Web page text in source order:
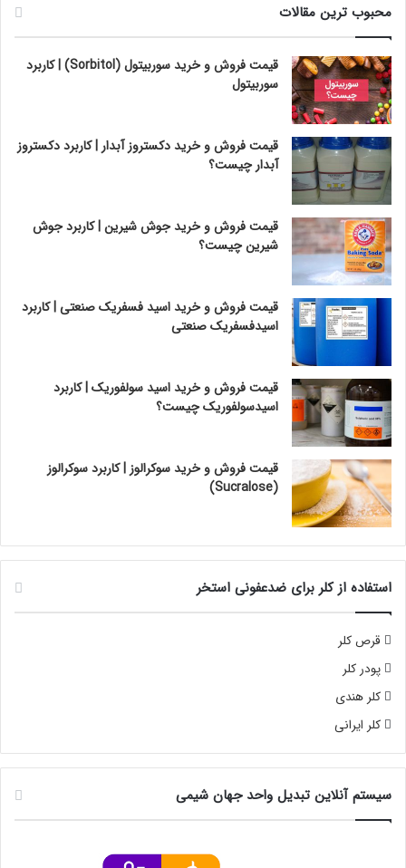
محبوب ترین مقالات
قیمت فروش و خرید سوربیتول (Sorbitol) | کاربرد
سوربیتول
قیمت فروش و خرید دکستروز آبدار | کاربرد دکستروز
آبدار چیست؟
قیمت فروش و خرید جوش شیرین | کاربرد جوش
شیرین چیست؟
قیمت فروش و خرید اسید فسفریک صنعتی | کاربرد
اسیدفسفریک صنعتی
قیمت فروش و خرید اسید سولفوریک | کاربرد
اسیدسولفوریک چیست؟
قیمت فروش و خرید سوکرالوز | کاربرد سوکرالوز
(Sucralose)
استفاده از کلر برای ضدعفونی استخر
قرص کلر
پودر کلر
کلر هندی
کلر ایرانی
سیستم آنلاین تبدیل واحد جهان شیمی